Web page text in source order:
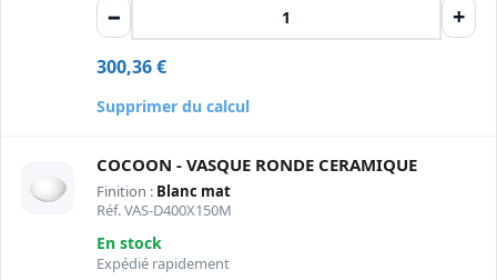
− +
300,36€
Supprimer du calcul
COCOON - VASQUE RONDE CERAMIQUE
Finition : Blanc mat
Réf. VAS-D400X150M
En stock
Expédié rapidement